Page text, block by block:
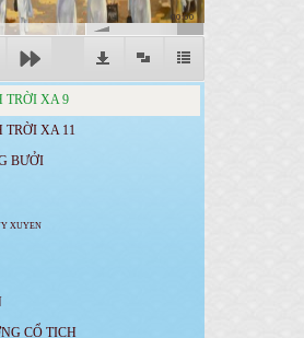
00:00
TRỜI XA 9
TRỜI XA 11
BƯỞI
XUYEN
CỔ TICH